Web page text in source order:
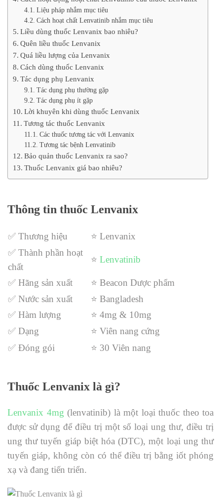
Liệu pháp nhắm mục tiêu
Cách hoạt chất Lenvatinib nhắm mục tiêu
Liều dùng thuốc Lenvanix bao nhiêu?
Quên liều thuốc Lenvanix
Quá liều lượng của Lenvanix
Cách dùng thuốc Lenvanix
Tác dụng phụ Lenvanix
Tác dụng phụ thường gặp
Tác dụng phụ ít gặp
Lời khuyên khi dùng thuốc Lenvanix
Tương tác thuốc Lenvanix
Các thuốc tương tác với Lenvanix
Tương tác bệnh Lenvatinib
Bảo quản thuốc Lenvanix ra sao?
Thuốc Lenvanix giá bao nhiêu?
Thông tin thuốc Lenvanix
✅ Thương hiệu
⭐ Lenvanix
✅ Thành phần hoạt
chất
⭐ Lenvatinib
✅ Hãng sản xuất
⭐ Beacon Dược phẩm
✅ Nước sản xuất
⭐ Bangladesh
✅ Hàm lượng
⭐ 4mg & 10mg
✅ Dạng
⭐ Viên nang cứng
✅ Đóng gói
⭐ 30 Viên nang
Thuốc Lenvanix là gì?
Lenvanix 4mg (lenvatinib) là một loại thuốc theo toa
được sử dụng để điều trị một số loại ung thư, điều trị
ung thư tuyến giáp biệt hóa (DTC), một loại ung thư
tuyến giáp, không còn có thể điều trị bằng iốt phóng
xạ và đang tiến triển.